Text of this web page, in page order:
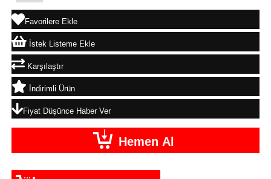
Favorilere Ekle
İstek Listeme Ekle
Karşılaştır
İndirimli Ürün
Fiyat Düşünce Haber Ver